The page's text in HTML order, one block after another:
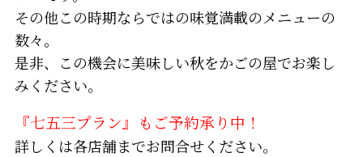
その他この時期ならではの味覚満載のメニューの
数々。
是非、この機会に美味しい秋をかごの屋でお楽し
みください。
『七五三プラン』もご予約承り中！
詳しくは各店舗までお問合せください。